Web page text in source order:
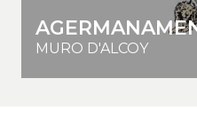
MURO D'ALCOY